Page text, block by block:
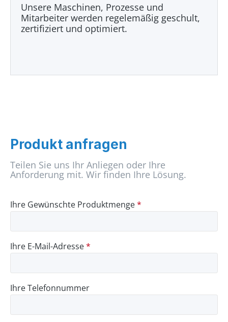
Unsere Maschinen, Prozesse und
Mitarbeiter werden regelemäßig geschult,
zertifiziert und optimiert.
Produkt anfragen
Teilen Sie uns Ihr Anliegen oder Ihre
Anforderung mit. Wir finden Ihre Lösung.
Ihre Gewünschte Produktmenge*
Ihre E-Mail-Adresse*
Ihre Telefonnummer